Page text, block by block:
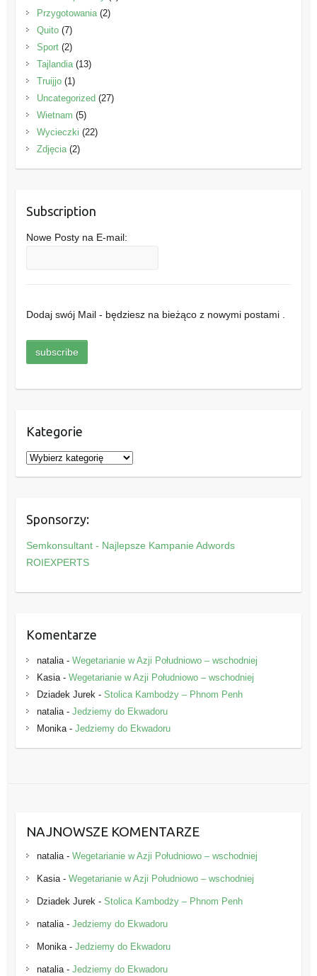
Przygotowania(2)
Quito(7)
Sport(2)
Tajlandia(13)
Truijjo(1)
Uncategorized (27)
Wietnam (5)
Wycieczki (22)
Zdjęcia(2)
Subscription
Nowe Posty na E-mail:
Dodaj swój Mail - będziesz na bieżąco z nowymi postami .
Kategorie
K
a
g
o
r
e
Sponsorzy:
Semkonsultant - Najlepsze Kampanie Adwords
ROIEXPERTS
Komentarze
natalia- Wegetarianie w Azji Południowo – wschodniej
Kasia- Wegetarianie w Azji Południowo – wschodniej
Dziadek Jurek- Stolica Kambodży – Phnom Penh
natalia- Jedziemy do Ekwadoru
Monika- Jedziemy do Ekwadoru
NAJNOWSZE KOMENTARZE
natalia- Wegetarianie w Azji Południowo – wschodniej
Kasia- Wegetarianie w Azji Południowo – wschodniej
Dziadek Jurek- Stolica Kambodży – Phnom Penh
natalia- Jedziemy do Ekwadoru
Monika- Jedziemy do Ekwadoru
natalia- Jedziemy do Ekwadoru